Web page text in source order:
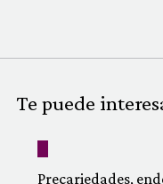
QUIÉNES SOMOS
Te puede
Precariedades,